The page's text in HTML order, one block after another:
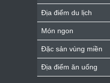
Địa điểm du lịch
Món ngon
Đặc sản vùng miền
Địa điểm ăn uống